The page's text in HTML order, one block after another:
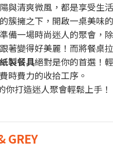
與清爽微風，都是享受生
簇擁之下，開啟一桌美味
一場時尚迷人的聚會，
著變得好美麗！而將餐桌
製餐具絕對是你的首選！
時費力的收拾工序。
打造迷人聚會輕鬆上手！
GREY